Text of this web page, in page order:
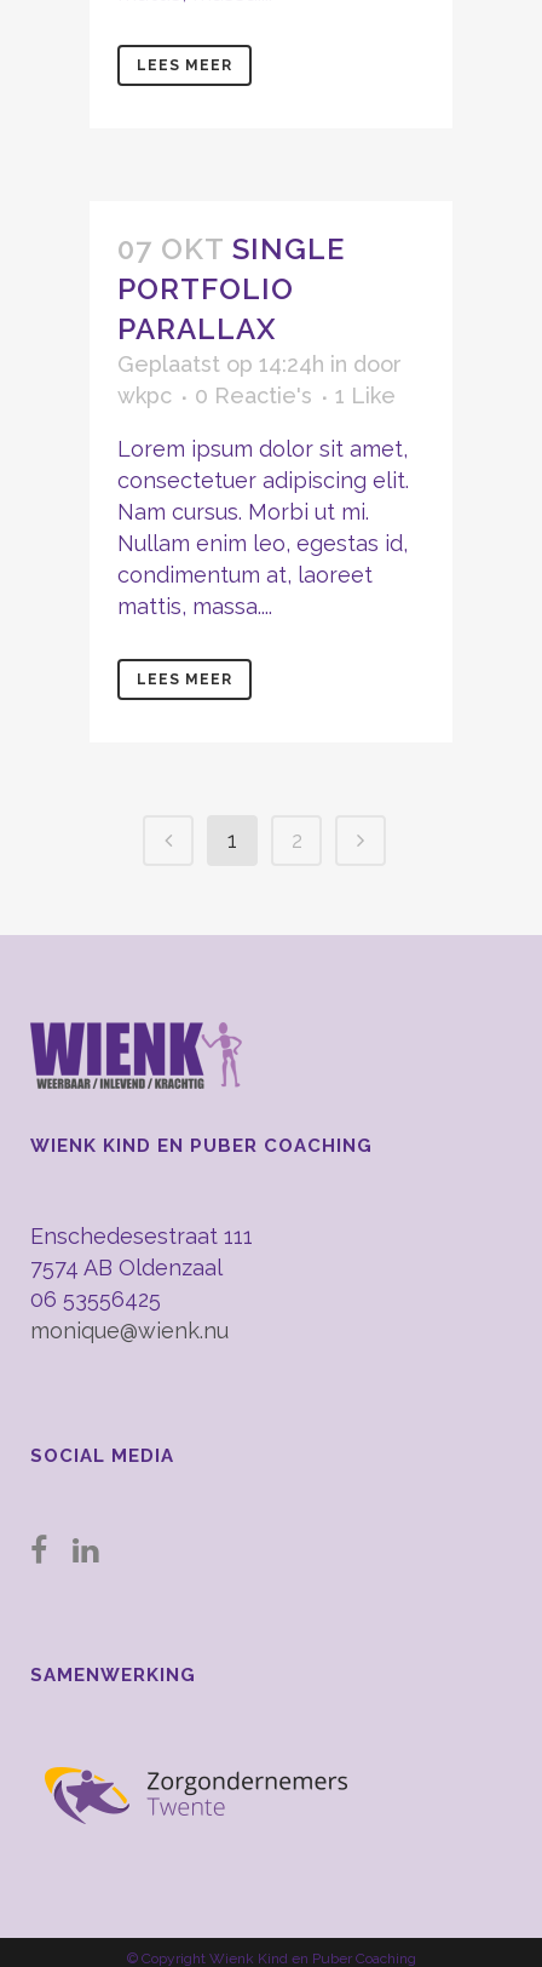
LEES MEER
07 OKT SINGLE
PORTFOLIO
PARALLAX
Geplaatst op 14:24h in door
wkpc
0 Reactie's 1 Like
Lorem ipsum dolor sit amet,
consectetuer adipiscing elit.
Nam cursus. Morbi ut mi.
Nullam enim leo, egestas id,
condimentum at, laoreet
mattis, massa....
LEES MEER
1 2
WIENK KIND EN PUBER COACHING
Enschedesestraat 111
7574 AB Oldenzaal
06 53556425
monique@wienk.nu
SOCIAL MEDIA
SAMENWERKING
© Copyright Wienk Kind en Puber Coaching